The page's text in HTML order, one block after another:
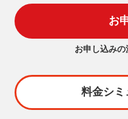
お
お申し込み
料金シミ